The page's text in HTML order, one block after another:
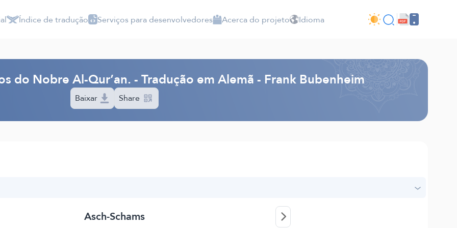
Índice de tradução Serviços para desenvolvedores Acerca do projeto Idioma
do Nobre Al-Qur’an. - Tradução em Alemã - Frank Bubenheim
Baixar Share
Asch-Schams